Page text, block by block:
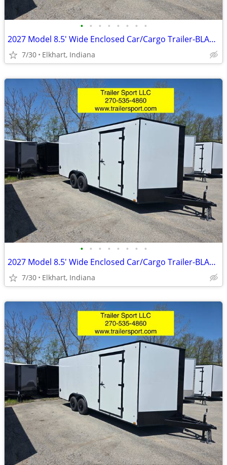
• • • • • • • •
2027 Model 8.5' Wide Enclosed Car/Cargo Trailer-BLACKOUT PACKAGE
7/30 Elkhart, Indiana
• • • • • • • •
2027 Model 8.5' Wide Enclosed Car/Cargo Trailer-BLACKOUT PACKAGE
7/30 Elkhart, Indiana